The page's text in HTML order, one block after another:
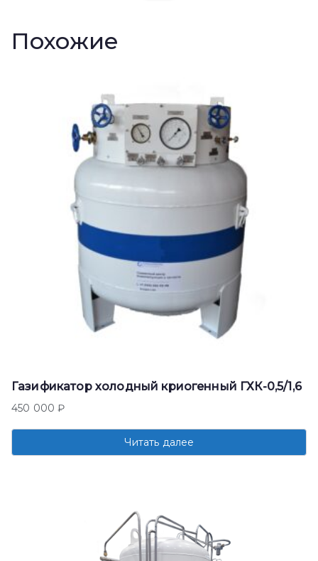
Похожие
Газификатор холодный криогенный ГХК-0,5/1,6
450 000₽
Читать далее